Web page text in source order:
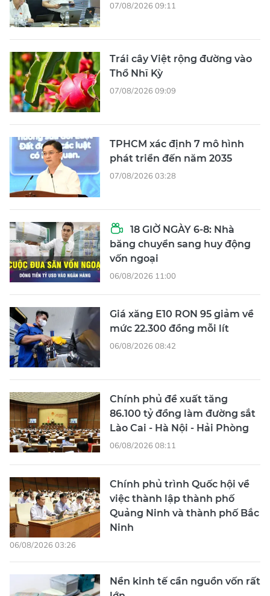
07/08/2026 09:11
Trái cây Việt rộng đường vào
Thổ Nhĩ Kỳ
07/08/2026 09:09
TPHCM xác định 7 mô hình
phát triển đến năm 2035
07/08/2026 03:28
18 GIỜ NGÀY 6-8: Nhà
băng chuyển sang huy động
vốn ngoại
06/08/2026 11:00
Giá xăng E10 RON 95 giảm về
mức 22.300 đồng mỗi lít
06/08/2026 08:42
Chính phủ đề xuất tăng
86.100 tỷ đồng làm đường sắt
Lào Cai - Hà Nội - Hải Phòng
06/08/2026 08:11
Chính phủ trình Quốc hội về
việc thành lập thành phố
Quảng Ninh và thành phố Bắc
Ninh
06/08/2026 03:26
Nền kinh tế cần nguồn vốn rất